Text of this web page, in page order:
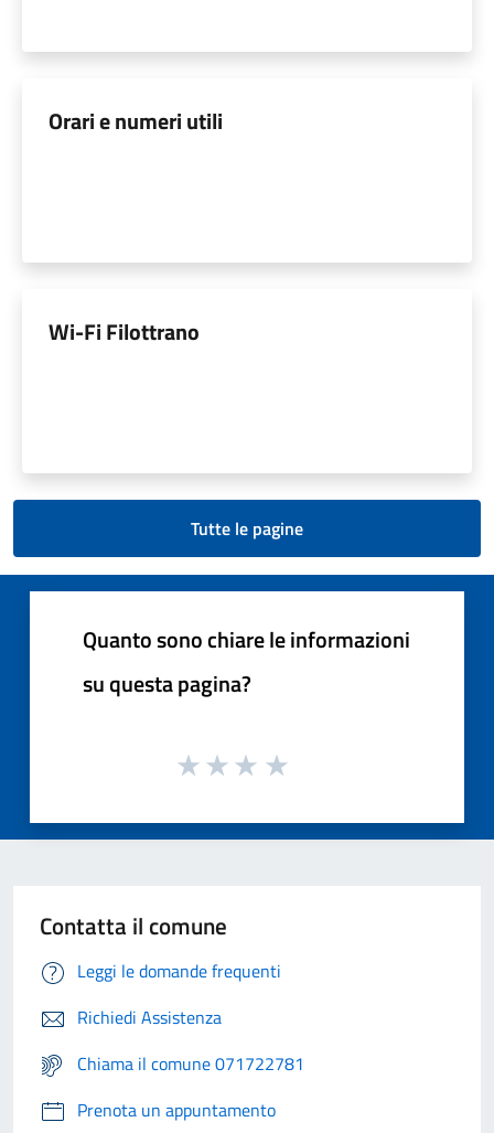
Orari e numeri utili
Wi-Fi Filottrano
Tutte le pagine
Quanto sono chiare le informazioni
su questa pagina?
Contatta il comune
Leggi le domande frequenti
Richiedi Assistenza
Chiama il comune 071722781
Prenota un appuntamento